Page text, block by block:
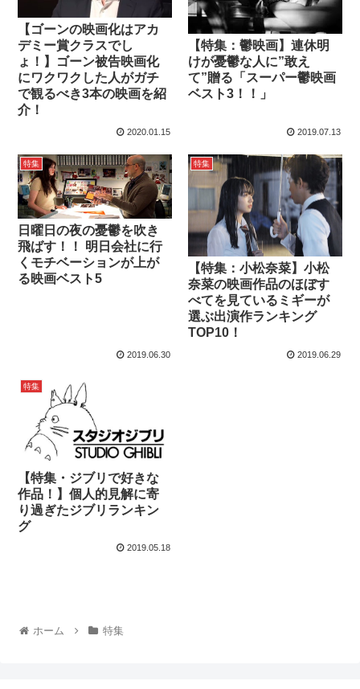
【ゴーンの映画化はアカ
デミー賞クラスでし
ょ！】ゴーン被告映画化
にワクワクした人がガチ
で観るべき3本の映画を紹
介！
2020.01.15
【特集：鬱映画】連休明
けが憂鬱な人に”敢え
て”贈る「スーパー鬱映画
ベスト3！！」
2019.07.13
特集
日曜日の夜の憂鬱を吹き
飛ばす！！ 明日会社に行
くモチベーションが上が
る映画ベスト5
2019.06.30
特集
【特集：小松奈菜】小松
奈菜の映画作品のほぼす
べてを見ているミギーが
選ぶ出演作ランキング
TOP10！
2019.06.29
特集
【特集・ジブリで好きな
作品！】個人的見解に寄
り過ぎたジブリランキン
グ
2019.05.18
ホーム 特集